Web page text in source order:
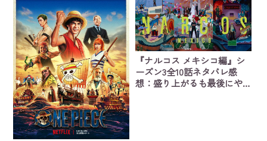
『ナルコス メキシコ編』シ
ーズン3全10話ネタバレ感
想：盛り上がるも最後にや